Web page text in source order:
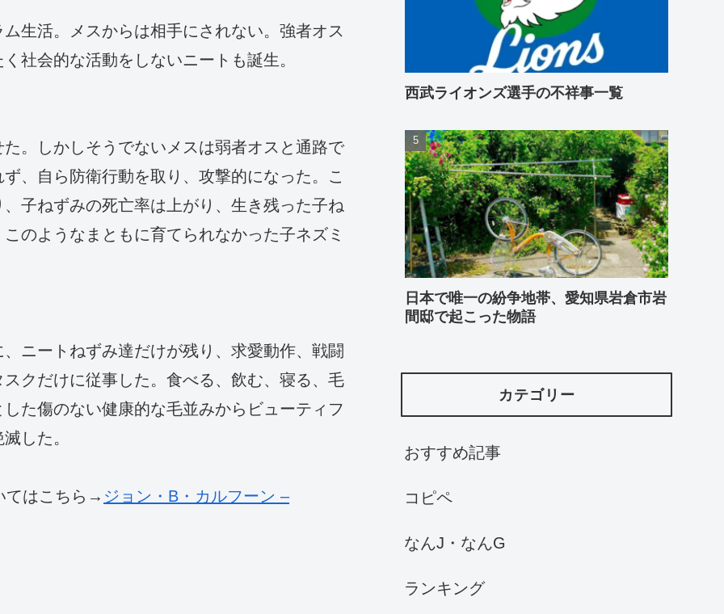
生活。メスからは相手にされない。強者オス
社会的な活動をしないニートも誕生。
。しかしそうでないメスは弱者オスと通路で
、自ら防衛行動を取り、攻撃的になった。こ
子ねずみの死亡率は上がり、生き残った子ね
のようなまともに育てられなかった子ネズミ
ニートねずみ達だけが残り、求愛動作、戦闘
クだけに従事した。食べる、飲む、寝る、毛
た傷のない健康的な毛並みからビューティフ
した。
てはこちら→ ジョン・B・カルフーン –
西武ライオンズ選手の不祥事一覧
日本で唯一の紛争地帯、愛知県岩倉市岩
間邸で起こった物語
カテゴリー
おすすめ記事
コピペ
なんJ・なんG
ランキング